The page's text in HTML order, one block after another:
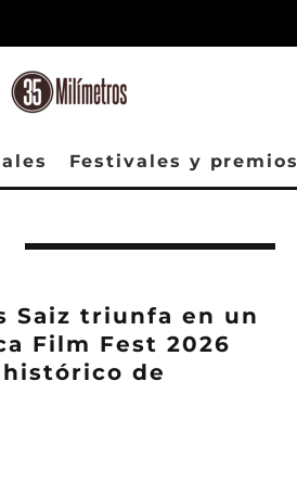
Festivales y premios
Saiz triunfa en un
Film Fest 2026
de